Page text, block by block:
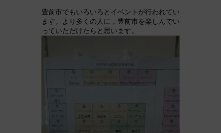
豊前市でもいろいろとイベントが行われてい
ます。より多くの人に，豊前市を楽しんでい
っていただけたらと思います。